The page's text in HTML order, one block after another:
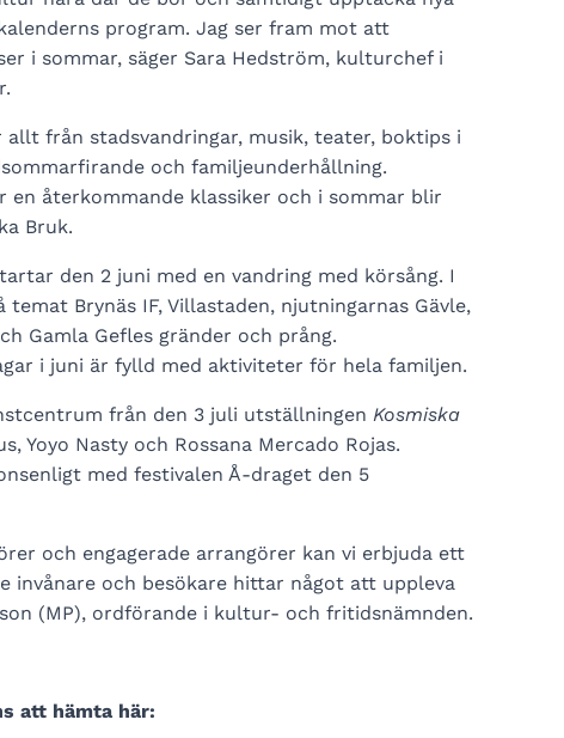
program. Jag ser fram mot att
i sommar, säger Sara Hedström, kulturchef i
från stadsvandringar, musik, teater, boktips i
och familjeunderhållning.
en återkommande klassiker och i sommar blir
Bruk.
den 2 juni med en vandring med körsång. I
Brynäs IF, Villastaden, njutningarnas Gävle,
Gamla Gefles gränder och prång.
i juni är fylld med aktiviteter för hela familjen.
från den 3 juli utställningen Kosmiska
Yoyo Nasty och Rossana Mercado Rojas.
med festivalen Å-draget den 5
och engagerade arrangörer kan vi erbjuda ett
invånare och besökare hittar något att uppleva
(MP), ordförande i kultur- och fritidsnämnden.
att hämta här: